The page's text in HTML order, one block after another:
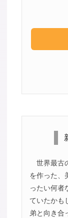
世界最古
を作った、
ったい何者
ていたかも
弟と向き合